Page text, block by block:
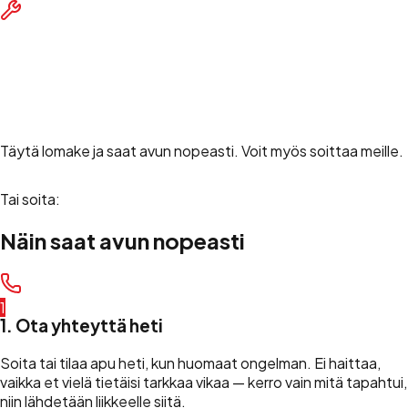
Täytä lomake ja saat avun nopeasti. Voit myös soittaa meille.
Tai soita:
Näin saat avun nopeasti
1
1. Ota yhteyttä heti
Soita tai tilaa apu heti, kun huomaat ongelman. Ei haittaa,
vaikka et vielä tietäisi tarkkaa vikaa — kerro vain mitä tapahtui,
niin lähdetään liikkeelle siitä.